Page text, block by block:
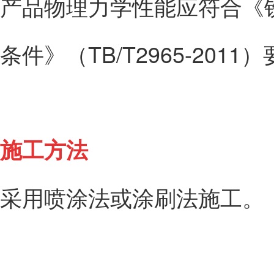
条件》（TB/T2965-2011）
施工方法
采用喷涂法或涂刷法施工。